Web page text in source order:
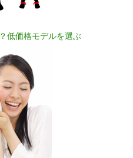
低価格モデルを選ぶ